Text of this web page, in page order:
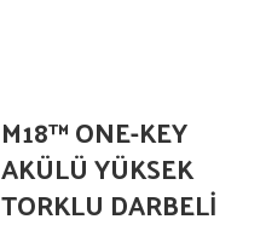
M18™ ONE-KEY
AKÜLÜ YÜKSEK
TORKLU DARBELİ